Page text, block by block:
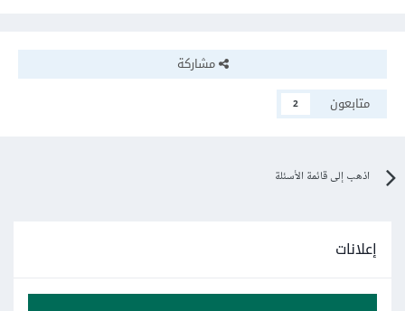
مشاركة
متابعون
2
اذهب إلى قائمة الأسئلة
إعلانات